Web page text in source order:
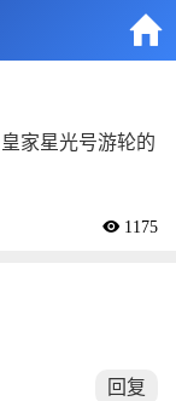

家星光号游轮的
 1175
回复